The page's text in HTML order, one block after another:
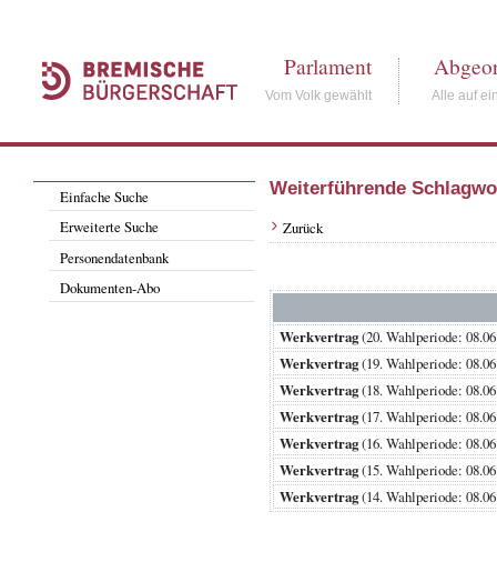
Parlament
Vom Volk gewählt Alle auf
Einfache Suche
Erweiterte Suche
Personendatenbank
Dokumenten-Abo
Weiterführende
Zurück
Werkvertrag(20. Wahlperiode:
Werkvertrag(19. Wahlperiode:
Werkvertrag(18. Wahlperiode:
Werkvertrag(17. Wahlperiode:
Werkvertrag(16. Wahlperiode:
Werkvertrag(15. Wahlperiode:
Werkvertrag(14. Wahlperiode: